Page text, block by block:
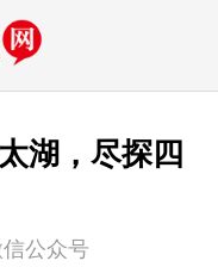
湖，尽探四
公众号